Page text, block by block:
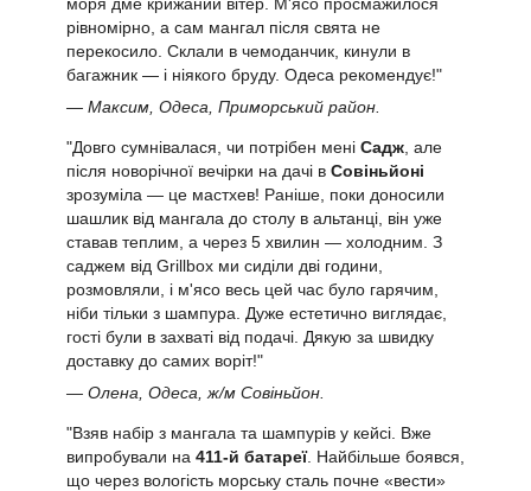
рівномірно, а сам мангал після свята не
перекосило. Склали в чемоданчик, кинули в
багажник — і ніякого бруду. Одеса рекомендує!"
— Максим, Одеса, Приморський район.
"Довго сумнівалася, чи потрібен мені Садж , але
після новорічної вечірки на дачі в Совіньйоні
зрозуміла — це мастхев! Раніше, поки доносили
шашлик від мангала до столу в альтанці, він уже
ставав теплим, а через 5 хвилин — холодним. З
саджем від Grillbox ми сиділи дві години,
розмовляли, і м'ясо весь цей час було гарячим,
ніби тільки з шампура. Дуже естетично виглядає,
гості були в захваті від подачі. Дякую за швидку
доставку до самих воріт!"
— Олена, Одеса, ж/м Совіньйон.
"Взяв набір з мангала та шампурів у кейсі. Вже
випробували на 411-й батареї. Найбільше боявся,
що через вологість морську сталь почне «вести»